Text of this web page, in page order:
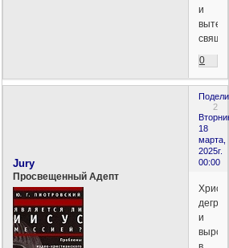
и
0
2
18
марта,
2025г.
00:00
Jury
Просвещенный Адепт
и